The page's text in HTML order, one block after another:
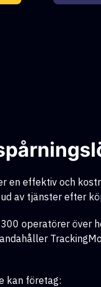
en effektiv och
av tjänster efter
operatörer över
kan företag: